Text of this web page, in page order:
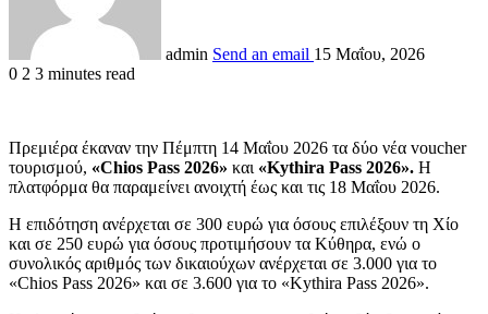
admin Send an email 15 Μαΐου, 2026
0 2 3 minutes read
Πρεμιέρα έκαναν την Πέμπτη 14 Μαΐου 2026 τα δύο νέα voucher
τουρισμού, «Chios Pass 2026» και «Kythira Pass 2026». Η
πλατφόρμα θα παραμείνει ανοιχτή έως και τις 18 Μαΐου 2026.
Η επιδότηση ανέρχεται σε 300 ευρώ για όσους επιλέξουν τη Χίο
και σε 250 ευρώ για όσους προτιμήσουν τα Κύθηρα, ενώ ο
συνολικός αριθμός των δικαιούχων ανέρχεται σε 3.000 για το
«Chios Pass 2026» και σε 3.600 για το «Kythira Pass 2026».